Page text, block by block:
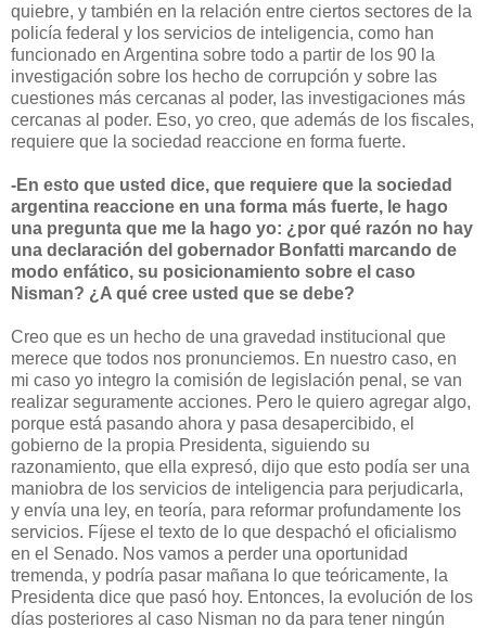
quiebre, y también en la relación entre ciertos sectores de la
policía federal y los servicios de inteligencia, como han
funcionado en Argentina sobre todo a partir de los 90 la
investigación sobre los hecho de corrupción y sobre las
cuestiones más cercanas al poder, las investigaciones más
cercanas al poder. Eso, yo creo, que además de los fiscales,
requiere que la sociedad reaccione en forma fuerte.
-En esto que usted dice, que requiere que la sociedad
argentina reaccione en una forma más fuerte, le hago
una pregunta que me la hago yo: ¿por qué razón no hay
una declaración del gobernador Bonfatti marcando de
modo enfático, su posicionamiento sobre el caso
Nisman? ¿A qué cree usted que se debe?
Creo que es un hecho de una gravedad institucional que
merece que todos nos pronunciemos. En nuestro caso, en
mi caso yo integro la comisión de legislación penal, se van
realizar seguramente acciones. Pero le quiero agregar algo,
porque está pasando ahora y pasa desapercibido, el
gobierno de la propia Presidenta, siguiendo su
razonamiento, que ella expresó, dijo que esto podía ser una
maniobra de los servicios de inteligencia para perjudicarla,
y envía una ley, en teoría, para reformar profundamente los
servicios. Fíjese el texto de lo que despachó el oficialismo
en el Senado. Nos vamos a perder una oportunidad
tremenda, y podría pasar mañana lo que teóricamente, la
Presidenta dice que pasó hoy. Entonces, la evolución de los
días posteriores al caso Nisman no da para tener ningún